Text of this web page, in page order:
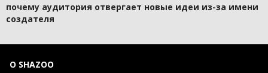
почему аудитория отвергает новые идеи из-за имени
создателя
О SHAZOO